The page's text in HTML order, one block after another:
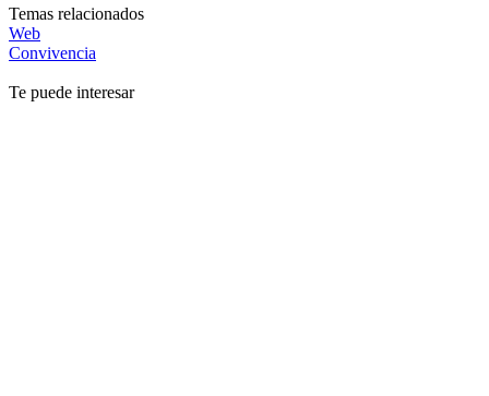
Temas relacionados
Web
Convivencia
Te puede interesar